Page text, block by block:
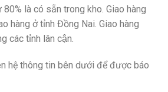
là có sẵn trong kho. Giao hàng
hàng ở tỉnh Đồng Nai. Giao hàng
các tỉnh lân cận.
hệ thông tin bên dưới để được báo